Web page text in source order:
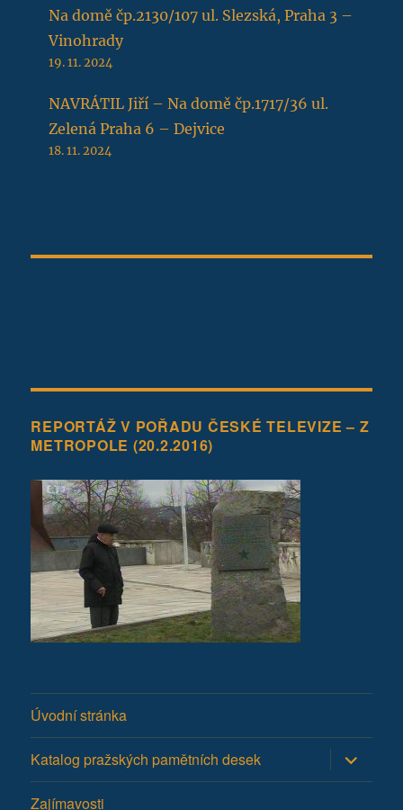
Na domě čp.2130/107 ul. Slezská, Praha 3 –
Vinohrady
19. 11. 2024
NAVRÁTIL Jiří – Na domě čp.1717/36 ul.
Zelená Praha 6 – Dejvice
18. 11. 2024
REPORTÁŽ V POŘADU ČESKÉ TELEVIZE – Z
METROPOLE (20.2.2016)
Úvodní stránka
Katalog pražských pamětních desek Zobrazit
položky
Zajímavosti